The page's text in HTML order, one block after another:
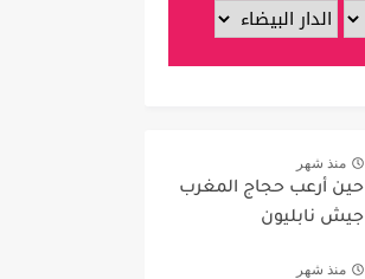
منذ شهر
حين أرعب حجاج المغرب
جيش نابليون
منذ شهر